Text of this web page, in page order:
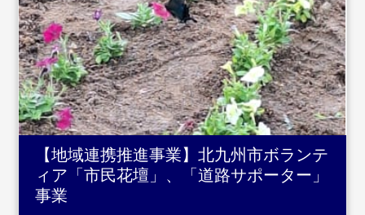
...続きを読む
【地域連携推進事業】北九州市ボランテ
ィア「市民花壇」、「道路サポーター」
事業